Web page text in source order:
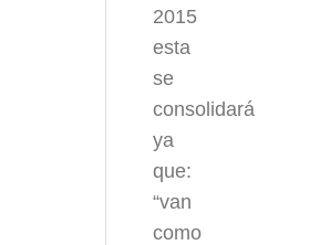
2015
esta
se
consolidará
ya
que:
“van
como